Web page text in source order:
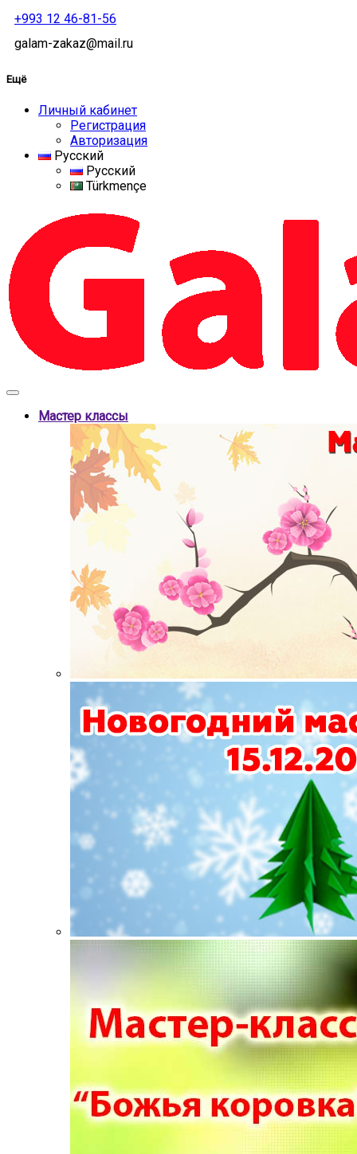
+993 12 46-81-56
galam-zakaz@mail.ru
Ещё
Личный кабинет
Регистрация
Авторизация
Русский
Русский
Türkmençe
Мастер классы